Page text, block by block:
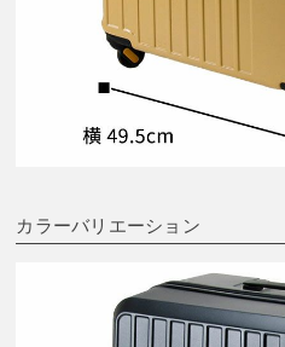
カラーバリエーション